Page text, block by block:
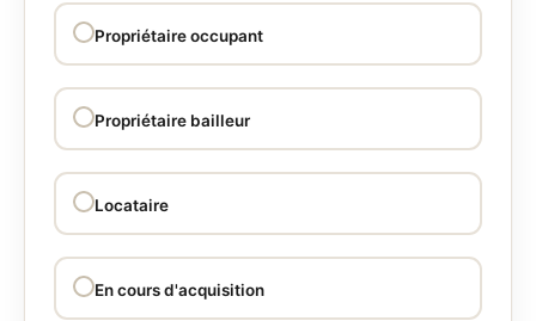
Propriétaire occupant
Propriétaire bailleur
Locataire
En cours d'acquisition